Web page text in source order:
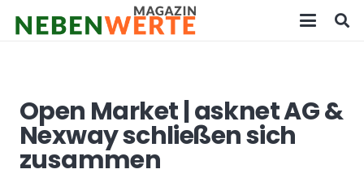
Open Market | asknet AG &
Nexway schließen sich
zusammen